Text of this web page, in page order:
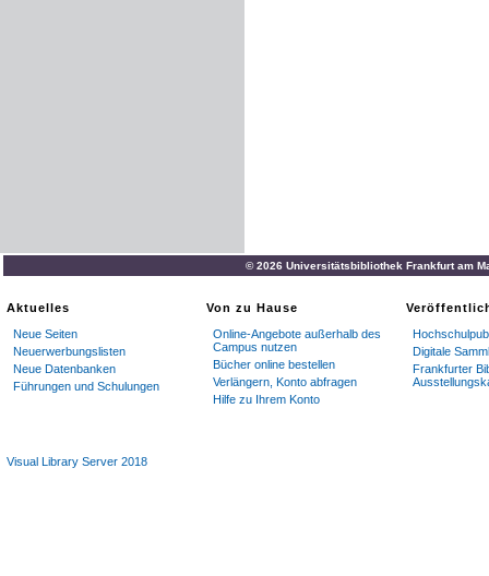
© 2026 Universitätsbibliothek Frankfurt am
Aktuelles
Neue Seiten
Neuerwerbungslisten
Neue Datenbanken
Führungen und Schulungen
Von zu Hause
Online-Angebote außerhalb des
Campus nutzen
Bücher online bestellen
Verlängern, Konto abfragen
Hilfe zu Ihrem Konto
Digitale
Frankfurter
Visual Library Server 2018